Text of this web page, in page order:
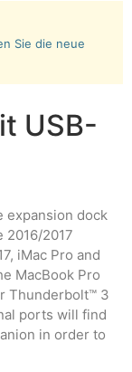
Sie die neue
USB-
expansion dock
2016/2017
iMac Pro and
MacBook Pro
Thunderbolt™ 3
ports will find
in order to